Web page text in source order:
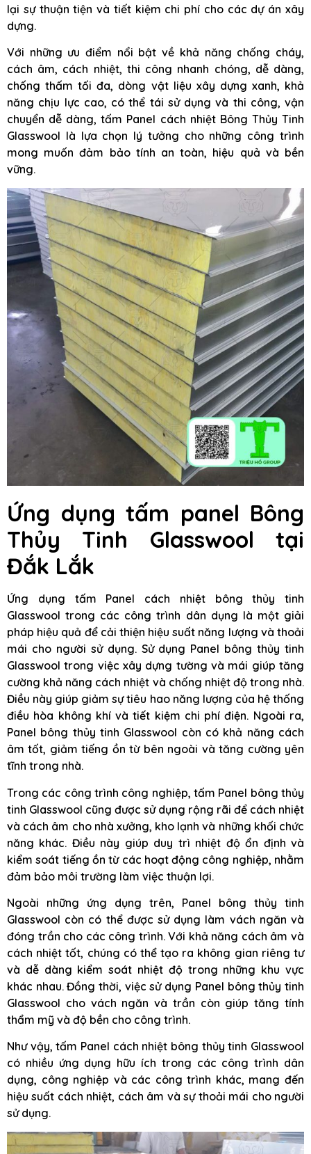
lại sự thuận tiện và tiết kiệm chi phí cho các dự án xây
dựng.
Với những ưu điểm nổi bật về khả năng chống cháy,
cách âm, cách nhiệt, thi công nhanh chóng, dễ dàng,
chống thấm tối đa, dòng vật liệu xây dựng xanh, khả
năng chịu lực cao, có thể tái sử dụng và thi công, vận
chuyển dễ dàng, tấm Panel cách nhiệt Bông Thủy Tinh
Glasswool là lựa chọn lý tưởng cho những công trình
mong muốn đảm bảo tính an toàn, hiệu quả và bền
vững.
Ứng dụng tấm panel Bông
Thủy Tinh Glasswool tại
Đắk Lắk
Ứng dụng tấm Panel cách nhiệt bông thủy tinh
Glasswool trong các công trình dân dụng là một giải
pháp hiệu quả để cải thiện hiệu suất năng lượng và thoải
mái cho người sử dụng. Sử dụng Panel bông thủy tinh
Glasswool trong việc xây dựng tường và mái giúp tăng
cường khả năng cách nhiệt và chống nhiệt độ trong nhà.
Điều này giúp giảm sự tiêu hao năng lượng của hệ thống
điều hòa không khí và tiết kiệm chi phí điện. Ngoài ra,
Panel bông thủy tinh Glasswool còn có khả năng cách
âm tốt, giảm tiếng ồn từ bên ngoài và tăng cường yên
tĩnh trong nhà.
Trong các công trình công nghiệp, tấm Panel bông thủy
tinh Glasswool cũng được sử dụng rộng rãi để cách nhiệt
và cách âm cho nhà xưởng, kho lạnh và những khối chức
năng khác. Điều này giúp duy trì nhiệt độ ổn định và
kiểm soát tiếng ồn từ các hoạt động công nghiệp, nhằm
đảm bảo môi trường làm việc thuận lợi.
Ngoài những ứng dụng trên, Panel bông thủy tinh
Glasswool còn có thể được sử dụng làm vách ngăn và
đóng trần cho các công trình. Với khả năng cách âm và
cách nhiệt tốt, chúng có thể tạo ra không gian riêng tư
và dễ dàng kiểm soát nhiệt độ trong những khu vực
khác nhau. Đồng thời, việc sử dụng Panel bông thủy tinh
Glasswool cho vách ngăn và trần còn giúp tăng tính
thẩm mỹ và độ bền cho công trình.
Như vậy, tấm Panel cách nhiệt bông thủy tinh Glasswool
có nhiều ứng dụng hữu ích trong các công trình dân
dụng, công nghiệp và các công trình khác, mang đến
hiệu suất cách nhiệt, cách âm và sự thoải mái cho người
sử dụng.